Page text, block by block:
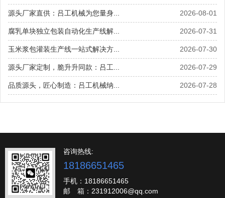
2026-08-01
源头厂家直供：吕工机械为您量身...
2026-07-31
腐乳单块独立包装自动化生产线解...
2026-07-30
玉米浆包灌装生产线一站式解决方...
2026-07-29
源头厂家定制，脆升升同款：吕工...
2026-07-28
品质源头，匠心制造：吕工机械纳...
咨询热线:
18186651465
手机：18186651465
邮 箱：231912006@qq.com